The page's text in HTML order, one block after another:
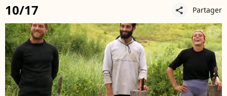
10/17 share Partager